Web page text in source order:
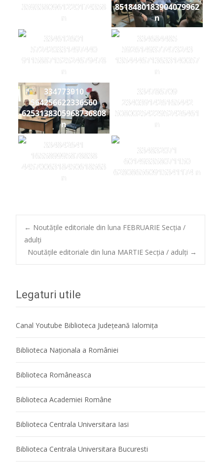
3593380961220174358
n
8518480183904079962
n
334612601
572420331497440
9115887152524679478
n
334684485
5926149377473243
1354446713633140057
n
334773910
564256622336560
6253138305968736808
n
334786709
2340391426165442
5080025422952426461
n
334842641
165589995878838
4457006318450618563
n
334832071
601493358071150
628086560915341174 n
Post
navigation
← Noutățile editoriale din luna FEBRUARIE Secția /
adulți
Noutățile editoriale din luna MARTIE Secția / adulți →
Legaturi utile
Canal Youtube Biblioteca Județeană Ialomița
Biblioteca Naţionala a României
Biblioteca Româneasca
Biblioteca Academiei Române
Biblioteca Centrala Universitara Iasi
Biblioteca Centrala Universitara Bucuresti